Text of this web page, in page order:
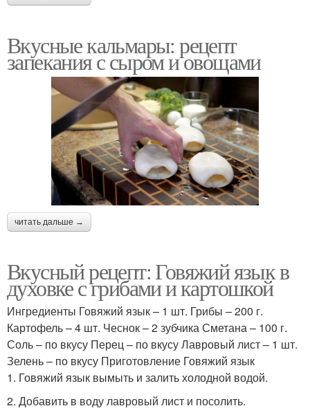
Вкусные кальмары: рецепт
запекания с сыром и овощами
читать дальше →
Вкусный рецепт: Говяжий язык в
духовке с грибами и картошкой
Ингредиенты Говяжий язык – 1 шт. Грибы – 200 г.
Картофель – 4 шт. Чеснок – 2 зубчика Сметана – 100 г.
Соль – по вкусу Перец – по вкусу Лавровый лист – 1 шт.
Зелень – по вкусу Приготовление Говяжий язык
1. Говяжий язык вымыть и залить холодной водой.
2. Добавить в воду лавровый лист и посолить.